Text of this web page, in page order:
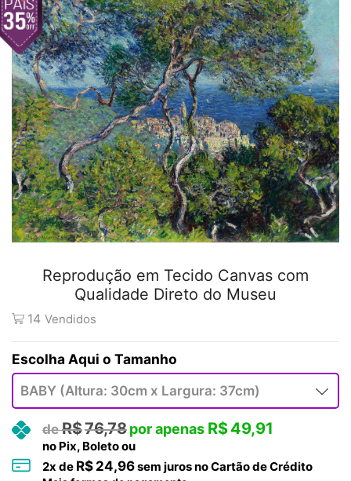
Reprodução em Tecido Canvas com
Qualidade Direto do Museu
14 Vendidos
Tamanho
R$76,78 R$49,91
no Pix, Boleto ou
2x de R$ 24,96sem juros no Cartão de Crédito